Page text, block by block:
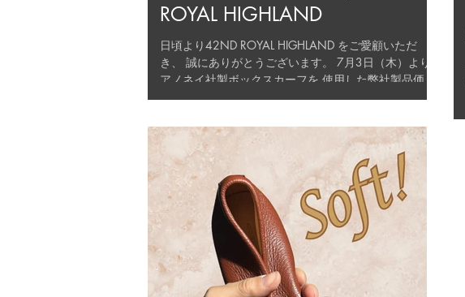
ROYAL HIGHLAND
日頃より42ND ROYAL HIGHLAND をご愛顧いただ
き、 誠にありがとうございます。 7月3日（木）より
アノネイ社製ボックスカーフを 使用した弊社製品価格
を改定させていただくこととなりました。 原材料サプ